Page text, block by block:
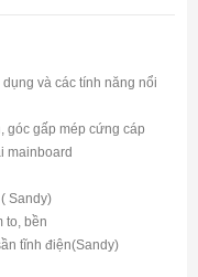
và các tính năng nổi
góc gấp mép cứng cáp
mainboard
Sandy)
to, bền
tĩnh điện(Sandy)